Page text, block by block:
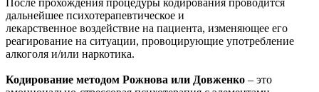
После прохождения процедуры кодирования проводится
дальнейшее психотерапевтическое и
лекарственное воздействие на пациента, изменяющее его
реагирование на ситуации, провоцирующие употребление
алкоголя и/или наркотика.
Кодирование методом Рожнова или Довженко – это